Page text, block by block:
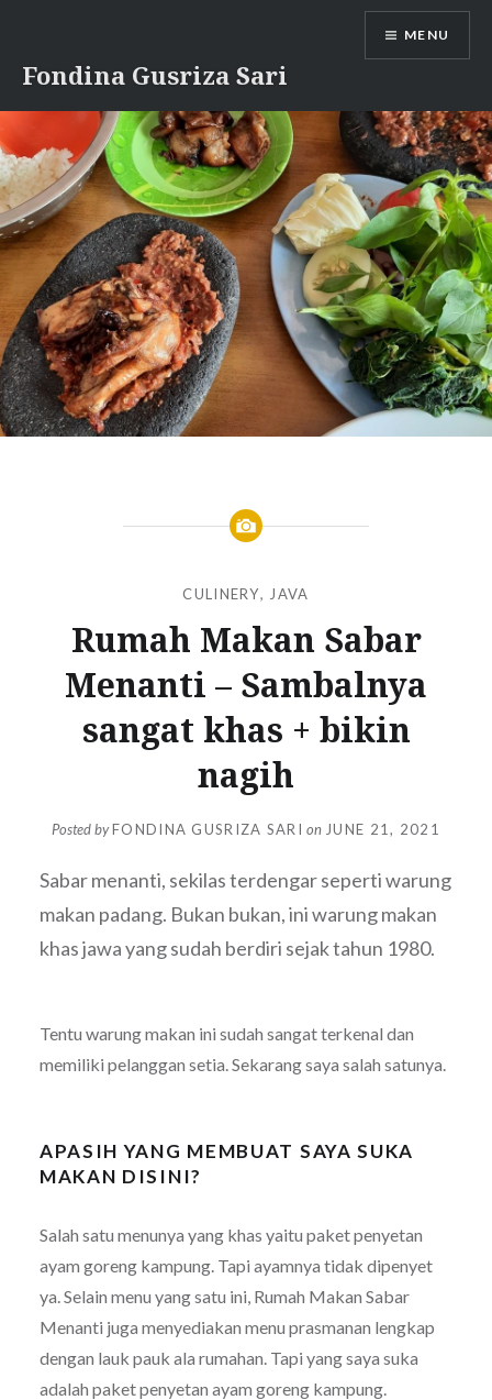
content
Fondina Gusriza Sari
MENU
CULINERY, JAVA
Rumah Makan Sabar
Menanti – Sambalnya
sangat khas + bikin
nagih
Posted byFONDINA GUSRIZA SARI on JUNE 21, 2021
Sabar menanti, sekilas terdengar seperti warung
makan padang. Bukan bukan, ini warung makan
khas jawa yang sudah berdiri sejak tahun 1980.
Tentu warung makan ini sudah sangat terkenal dan
memiliki pelanggan setia. Sekarang saya salah satunya.
APASIH YANG MEMBUAT SAYA SUKA
MAKAN DISINI?
Salah satu menunya yang khas yaitu paket penyetan
ayam goreng kampung. Tapi ayamnya tidak dipenyet
ya. Selain menu yang satu ini, Rumah Makan Sabar
Menanti juga menyediakan menu prasmanan lengkap
dengan lauk pauk ala rumahan. Tapi yang saya suka
adalah paket penyetan ayam goreng kampung.